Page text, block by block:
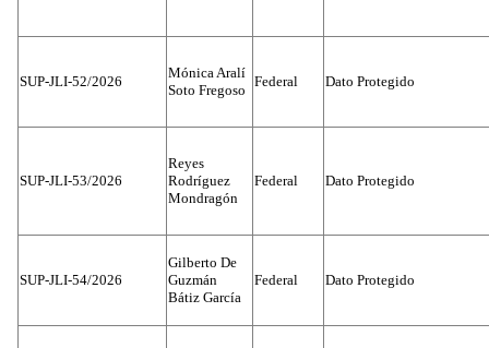
SUP-JLI-52/2026
Mónica Aralí
Soto Fregoso
Federal Dato Protegido
SUP-JLI-53/2026
Reyes
Rodríguez
Mondragón
Federal Dato Protegido
SUP-JLI-54/2026
Gilberto De
Guzmán
Bátiz García
Federal Dato Protegido